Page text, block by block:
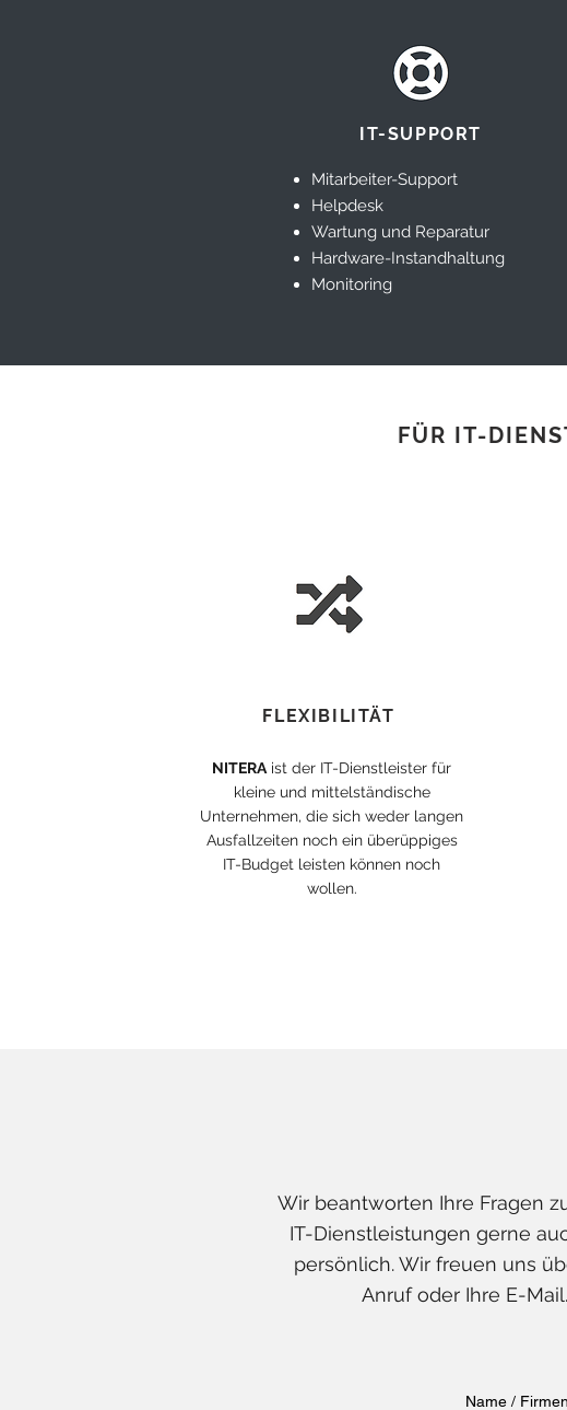
IT-SUPPORT
Mitarbeiter-Support
Helpdesk
Wartung und Reparatur
Hardware-Instandhaltung
Monitoring
FÜR IT-
FLEXIBILITÄT
NITERA ist der IT-Dienstleister für
kleine und mittelständische
Unternehmen, die sich weder langen
Ausfallzeiten noch ein überüppiges
IT-Budget leisten können noch
wollen.
Wir beantworten Ihre Fragen
IT-Dienstleistungen gerne
persönlich. Wir freuen uns
Anruf oder Ihre E-Mail.
Name /